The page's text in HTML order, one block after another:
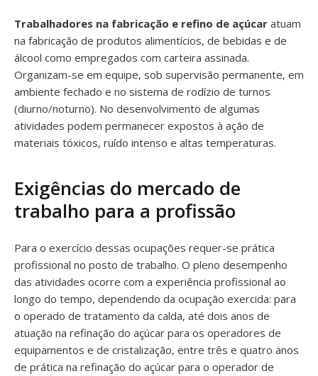
Trabalhadores na fabricação e refino de açúcar atuam
na fabricação de produtos alimentícios, de bebidas e de
álcool como empregados com carteira assinada.
Organizam-se em equipe, sob supervisão permanente, em
ambiente fechado e no sistema de rodízio de turnos
(diurno/noturno). No desenvolvimento de algumas
atividades podem permanecer expostos à ação de
materiais tóxicos, ruído intenso e altas temperaturas.
Exigências do mercado de
trabalho para a profissão
Para o exercício dessas ocupações requer-se prática
profissional no posto de trabalho. O pleno desempenho
das atividades ocorre com a experiência profissional ao
longo do tempo, dependendo da ocupação exercida: para
o operado de tratamento da calda, até dois anos de
atuação na refinação do açúcar para os operadores de
equipamentos e de cristalização, entre três e quatro anos
de prática na refinação do açúcar para o operador de